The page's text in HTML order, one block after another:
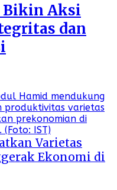
Bikin Aksi
dan
Varietas
Ekonomi di